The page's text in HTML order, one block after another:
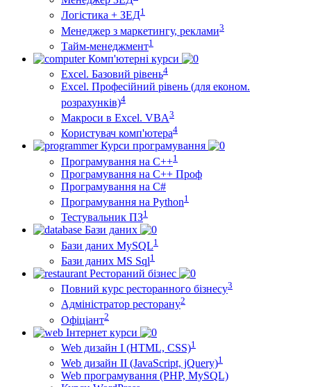
Логістика + ЗЕД1
Менеджер з маркетингу, реклами3
Тайм-менеджмент1
Комп'ютерні курси
Excel. Базовий рівень4
Excel. Професійний рівень (для економ.
розрахунків)4
Макроси в Excel. VBA3
Користувач комп'ютера4
Курси програмування
Програмування на С++1
Програмування на С++ Проф
Програмування на C#
Програмування на Python1
Тестувальник ПЗ1
Бази даних
Бази даних MySQL1
Бази даних MS Sql1
Рестораний бізнес
Повний курс ресторанного бізнесу3
Адміністратор ресторану2
Офіціант2
Інтернет курси
Web дизайн I (HTML, CSS)1
Web дизайн II (JavaScript, jQuery)1
Web програмування (PHP, MySQL)